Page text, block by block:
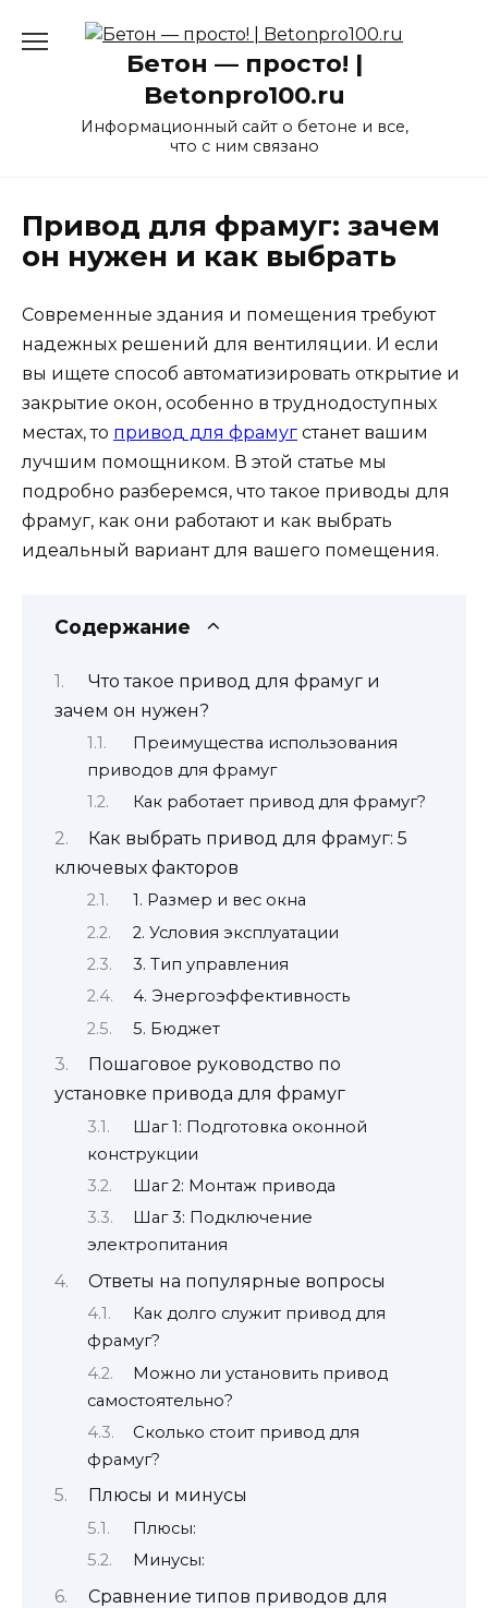
Бетон — просто! |
Betonpro100.ru
Информационный сайт о бетоне и все,
что с ним связано
Привод для фрамуг: зачем
он нужен и как выбрать
Современные здания и помещения требуют
надежных решений для вентиляции. И если
вы ищете способ автоматизировать открытие и
закрытие окон, особенно в труднодоступных
местах, то привод для фрамуг станет вашим
лучшим помощником. В этой статье мы
подробно разберемся, что такое приводы для
фрамуг, как они работают и как выбрать
идеальный вариант для вашего помещения.
Содержание
Что такое привод для фрамуг и
зачем он нужен?
Преимущества использования
приводов для фрамуг
Как работает привод для фрамуг?
Как выбрать привод для фрамуг: 5
ключевых факторов
1. Размер и вес окна
2. Условия эксплуатации
3. Тип управления
4. Энергоэффективность
5. Бюджет
Пошаговое руководство по
установке привода для фрамуг
Шаг 1: Подготовка оконной
конструкции
Шаг 2: Монтаж привода
Шаг 3: Подключение
электропитания
Ответы на популярные вопросы
Как долго служит привод для
фрамуг?
Можно ли установить привод
самостоятельно?
Сколько стоит привод для
фрамуг?
Плюсы и минусы
Плюсы:
Минусы:
Сравнение типов приводов для